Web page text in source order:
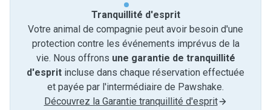
Tranquillité d'esprit
Votre animal de compagnie peut avoir besoin d'une
protection contre les événements imprévus de la
vie. Nous offrons une garantie de tranquillité
d'esprit incluse dans chaque réservation effectuée
et payée par l'intermédiaire de Pawshake.
Découvrez la Garantie tranquillité d'esprit